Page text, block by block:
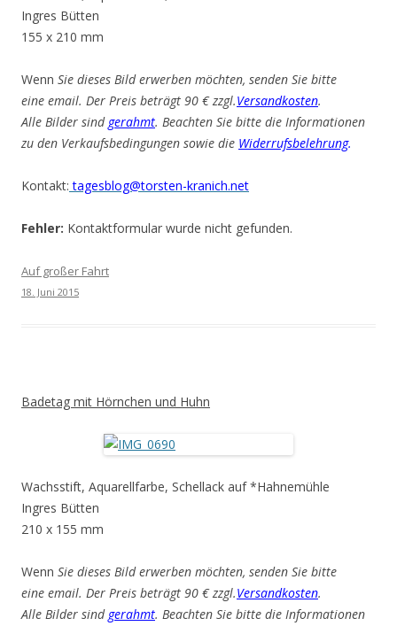
Ingres Bütten
155 x 210 mm
Wenn Sie dieses Bild erwerben möchten, senden Sie bitte
eine email. Der Preis beträgt 90 € zzgl.Versandkosten.
Alle Bilder sind gerahmt. Beachten Sie bitte die Informationen
zu den Verkaufsbedingungen sowie die Widerrufsbelehrung.
Kontakt: tagesblog@torsten-kranich.net
Fehler: Kontaktformular wurde nicht gefunden.
Auf großer Fahrt
18. Juni 2015
Badetag mit Hörnchen und Huhn
Wachsstift, Aquarellfarbe, Schellack auf *Hahnemühle
Ingres Bütten
210 x 155 mm
Wenn Sie dieses Bild erwerben möchten, senden Sie bitte
eine email. Der Preis beträgt 90 € zzgl.Versandkosten.
Alle Bilder sind gerahmt. Beachten Sie bitte die Informationen